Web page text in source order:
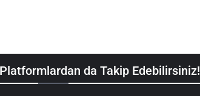
da Takip Edebilirsiniz!